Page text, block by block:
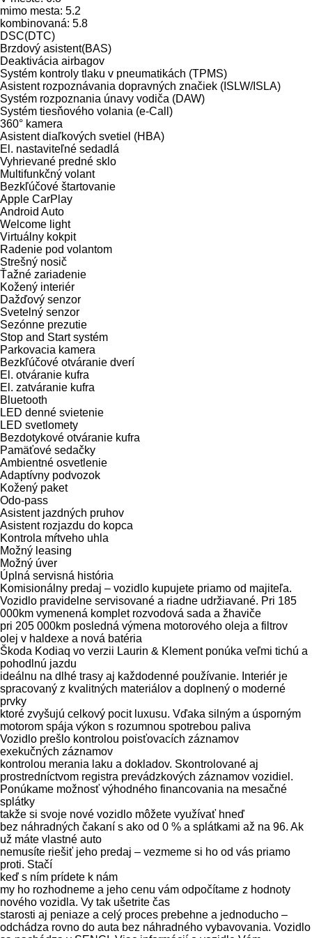
mimo mesta: 5.2
kombinovaná: 5.8
DSC(DTC)
Brzdový asistent(BAS)
Deaktivácia airbagov
Systém kontroly tlaku v pneumatikách (TPMS)
Asistent rozpoznávania dopravných značiek (ISLW/ISLA)
Systém rozpoznania únavy vodiča (DAW)
Systém tiesňového volania (e-Call)
360° kamera
Asistent diaľkových svetiel (HBA)
El. nastaviteľné sedadlá
Vyhrievané predné sklo
Multifunkčný volant
Bezkľúčové štartovanie
Apple CarPlay
Android Auto
Welcome light
Virtuálny kokpit
Radenie pod volantom
Strešný nosič
Ťažné zariadenie
Kožený interiér
Dažďový senzor
Svetelný senzor
Sezónne prezutie
Stop and Start systém
Parkovacia kamera
Bezkľúčové otváranie dverí
El. otváranie kufra
El. zatváranie kufra
Bluetooth
LED denné svietenie
LED svetlomety
Bezdotykové otváranie kufra
Pamäťové sedačky
Ambientné osvetlenie
Adaptívny podvozok
Kožený paket
Odo-pass
Asistent jazdných pruhov
Asistent rozjazdu do kopca
Kontrola mŕtveho uhla
Možný leasing
Možný úver
Úplná servisná história
Komisionálny predaj – vozidlo kupujete priamo od majiteľa.
Vozidlo pravidelne servisované a riadne udržiavané. Pri 185
000km vymenená komplet rozvodová sada a žhaviče
pri 205 000km posledná výmena motorového oleja a filtrov
olej v haldexe a nová batéria
Škoda Kodiaq vo verzii Laurin & Klement ponúka veľmi tichú a
pohodlnú jazdu
ideálnu na dlhé trasy aj každodenné používanie. Interiér je
spracovaný z kvalitných materiálov a doplnený o moderné
prvky
ktoré zvyšujú celkový pocit luxusu. Vďaka silným a úsporným
motorom spája výkon s rozumnou spotrebou paliva
Vozidlo prešlo kontrolou poisťovacích záznamov
exekučných záznamov
kontrolou merania laku a dokladov. Skontrolované aj
prostredníctvom registra prevádzkových záznamov vozidiel.
Ponúkame možnosť výhodného financovania na mesačné
splátky
takže si svoje nové vozidlo môžete využívať hneď
bez náhradných čakaní s ako od 0 % a splátkami až na 96. Ak
už máte vlastné auto
nemusíte riešiť jeho predaj – vezmeme si ho od vás priamo
proti. Stačí
keď s ním prídete k nám
my ho rozhodneme a jeho cenu vám odpočítame z hodnoty
nového vozidla. Vy tak ušetrite čas
starosti aj peniaze a celý proces prebehne a jednoducho –
odchádza rovno do auta bez náhradného vybavovania. Vozidlo